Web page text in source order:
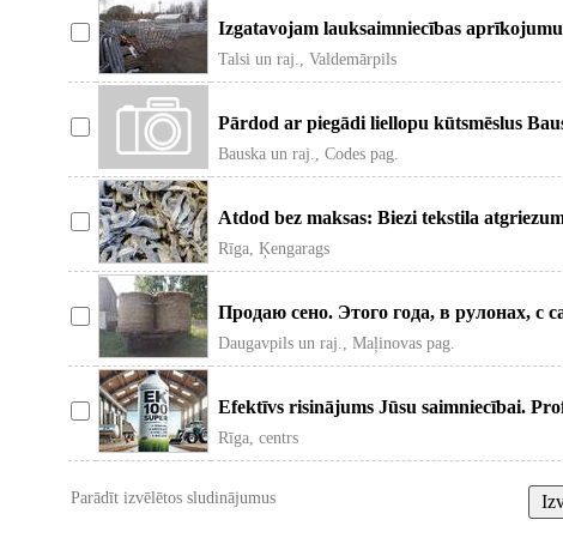
Izgatavojam lauksaimniecības
Talsi un raj., Valdemārpils
Pārdod ar piegādi liellopu kūtsmēslus
Bauska un raj., Codes pag.
Atdod bez maksas: Biezi tekstila
Rīga, Ķengarags
Продаю сено. Этого года, в рулонах, с
Daugavpils un raj., Maļinovas pag.
Efektīvs risinājums Jūsu saimniecībai.
Rīga, centrs
Parādīt izvēlētos sludinājumus